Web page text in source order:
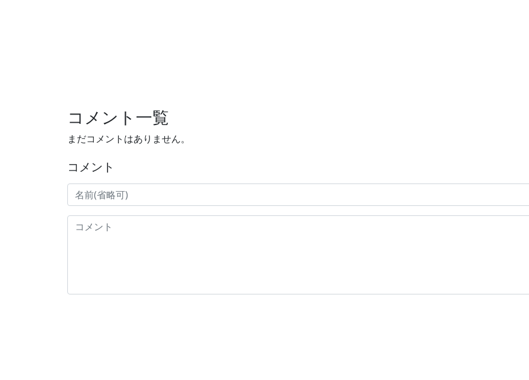
コメント一覧
まだコメントはありません。
コメント